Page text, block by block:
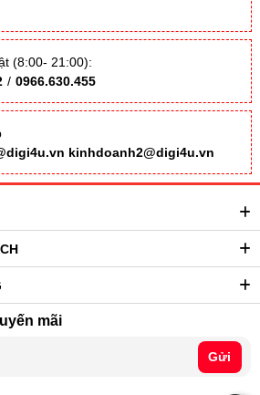
(8:00- 21:00):
/ 0966.630.455
kinhdoanh2@digi4u.vn
mãi
Gửi